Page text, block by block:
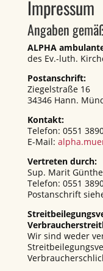
Impressum
Angaben
ALPHA
des Ev.-luth.
Postanschrift:
Ziegelstraße 16
34346 Hann.
Kontakt:
Telefon: 0551
E-Mail:
Vertreten durch:
Sup. Marit
Telefon: 0551
Postanschrift
Wir sind weder